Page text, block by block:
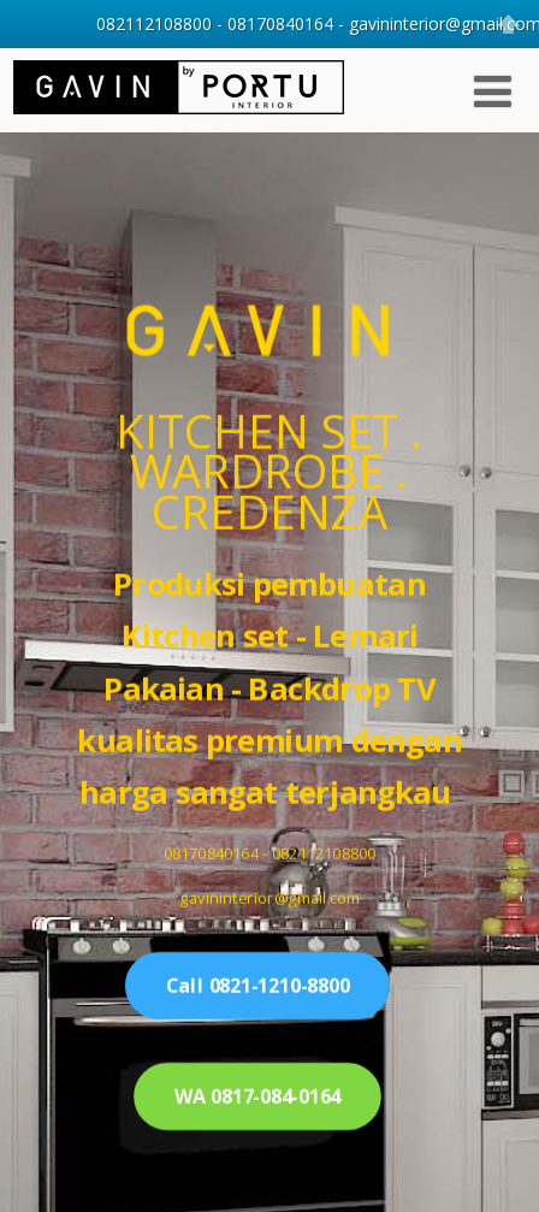
KITCHEN SET .
WARDROBE .
CREDENZA
Produksi pembuatan
Kitchen set - Lemari
Pakaian - Backdrop TV
kualitas premium dengan
harga sangat terjangkau
08170840164 - 082112108800
gavininterior@gmail.com
Call 0821-1210-8800
WA 0817-084-0164
082112108800 - 08170840164 -